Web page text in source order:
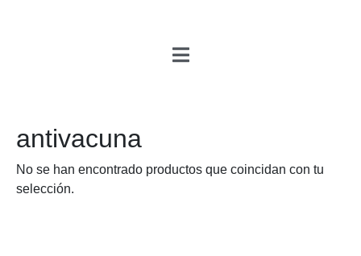
antivacuna
No se han encontrado productos que coincidan con tu
selección.